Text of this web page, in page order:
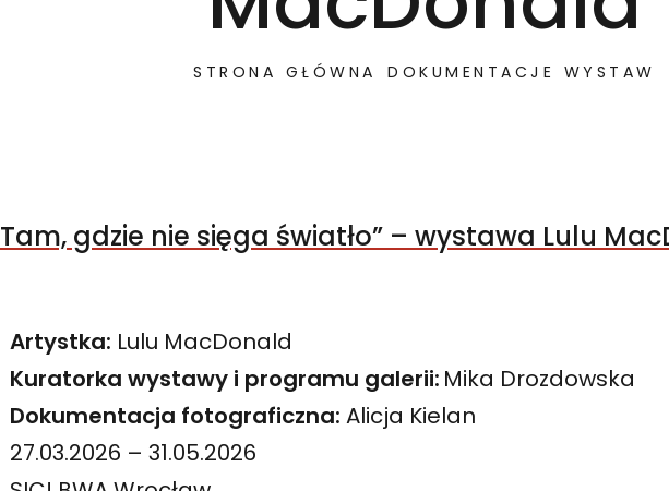
STRONA GŁÓWNA DOKUMENTACJE WYSTAW
Tam, gdzie nie sięga światło” – wystawa Lulu
Artystka: Lulu MacDonald
Kuratorka wystawy i programu galerii: Mika Drozdowska
Dokumentacja fotograficzna: Alicja Kielan
27.03.2026 – 31.05.2026